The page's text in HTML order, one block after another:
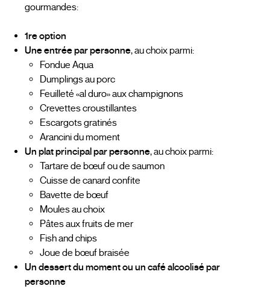
gourmandes:
1re option
Une entrée par personne, au choix parmi:
Fondue Aqua
Dumplings au porc
Feuilleté «al duro» aux champignons
Crevettes croustillantes
Escargots gratinés
Arancini du moment
Un plat principal par personne, au choix parmi:
Tartare de bœuf ou de saumon
Cuisse de canard confite
Bavette de bœuf
Moules au choix
Pâtes aux fruits de mer
Fish and chips
Joue de bœuf braisée
Un dessert du moment ou un café alcoolisé par
personne